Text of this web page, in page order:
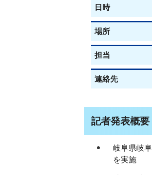
日時
場所
担当
連絡先
記者発表概要
岐阜県岐
を実施